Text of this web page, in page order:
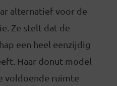
alternatief voor de
Ze stelt dat de
een heel eenzijdig
Haar donut model
voldoende ruimte